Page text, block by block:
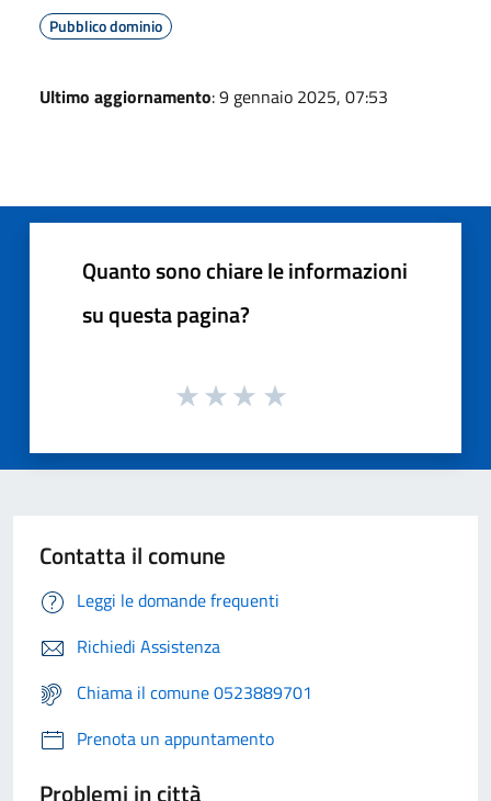
Pubblico dominio
Ultimo aggiornamento: 9 gennaio 2025, 07:53
Quanto sono chiare le informazioni
su questa pagina?
Contatta il comune
Leggi le domande frequenti
Richiedi Assistenza
Chiama il comune 0523889701
Prenota un appuntamento
Problemi in città